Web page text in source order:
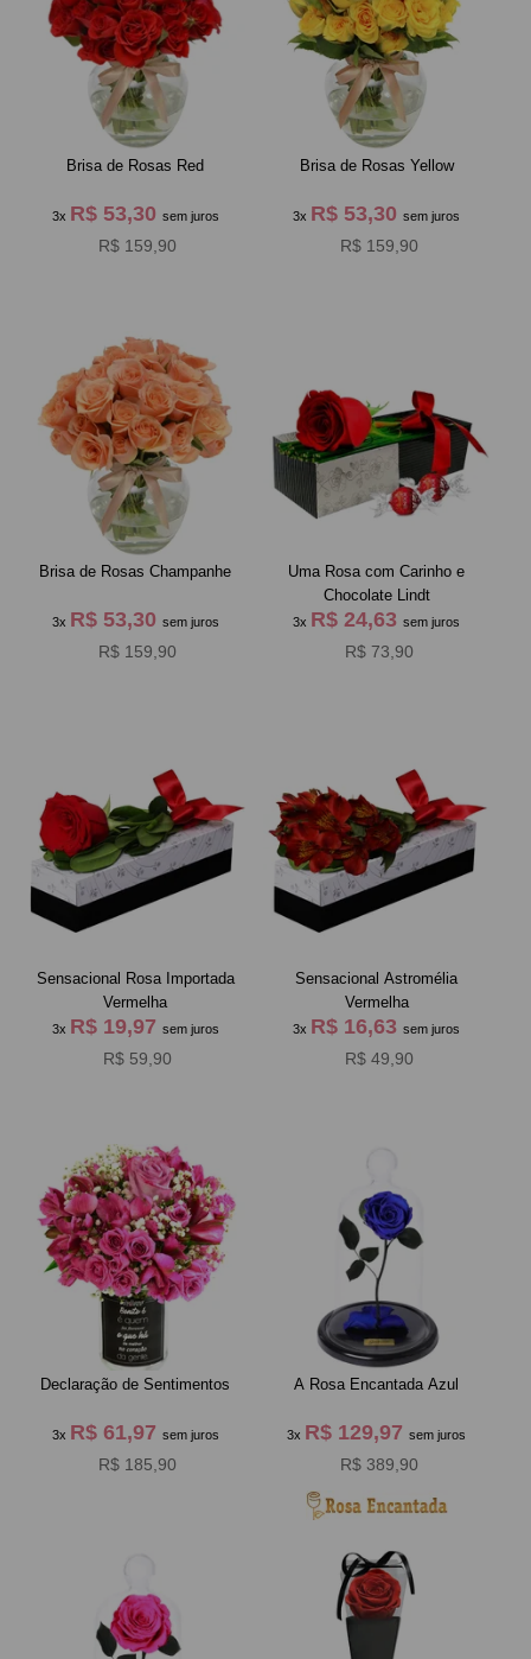
Brisa de Rosas Red
3x R$ 53,30 sem juros
R$ 159,90
Brisa de Rosas Yellow
3x R$ 53,30sem juros
R$ 159,90
Brisa de Rosas Champanhe
3x R$ 53,30 sem juros
R$ 159,90
Uma Rosa com Carinho e
Chocolate Lindt
3x R$ 24,63sem juros
R$ 73,90
Sensacional Rosa Importada
Vermelha
3x R$ 19,97 sem juros
R$ 59,90
Sensacional Astromélia
Vermelha
3x R$ 16,63sem juros
R$ 49,90
Declaração de Sentimentos
3x R$ 61,97 sem juros
R$ 185,90
A Rosa Encantada Azul
3x R$ 129,97sem juros
R$ 389,90